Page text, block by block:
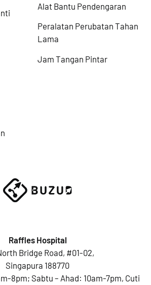
Alat Bantu Pendengaran
Peralatan Perubatan Tahan
Lama
Jam Tangan Pintar
Raffles Hospital
Bridge Road, #01-02,
Singapura 188770
8pm; Sabtu – Ahad: 10am-7pm, Cuti